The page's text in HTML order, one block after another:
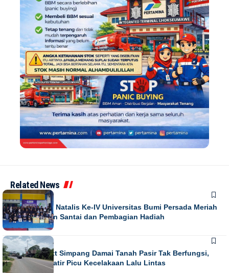
Related News
NEWS
Puncak Dies Natalis Ke-IV Universitas Bumi Persada Meriah
dengan Jalan Santai dan Pembagian Hadiah
NEWS
Running Text Simpang Damai Tanah Pasir Tak Berfungsi,
Warga Khawatir Picu Kecelakaan Lalu Lintas